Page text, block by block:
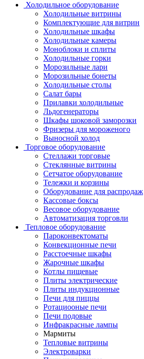
Холодильное оборудование
Холодильные витрины
Комплектующие для витрин
Холодильные шкафы
Холодильные камеры
Моноблоки и сплиты
Холодильные горки
Морозильные лари
Морозильные бонеты
Холодильные столы
Салат бары
Прилавки холодильные
Льдогенераторы
Шкафы шоковой заморозки
Фризеры для мороженого
Выносной холод
Торговое оборудование
Стеллажи торговые
Стеклянные витрины
Сетчатое оборудование
Тележки и корзины
Оборудование для распродаж
Кассовые боксы
Весовое оборудование
Автоматизация торговли
Тепловое оборудование
Пароконвектоматы
Конвекционные печи
Расстоечные шкафы
Жарочные шкафы
Котлы пищевые
Плиты электрические
Плиты индукционные
Печи для пиццы
Ротациооные печи
Печи подовые
Инфракрасные лампы
Мармиты
Тепловые витрины
Электроварки